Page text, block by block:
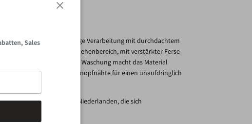
vereinen hochwertige Verarbeitung mit durchdachtem
für einen nahtfreien Zehenbereich, mit verstärkter Ferse
für lange Tage. Die spezielle Waschung macht das Material
weich, während dezente Knopfnähte für einen unaufdringlich
Manufaktur aus den Niederlanden, die sich
Sales